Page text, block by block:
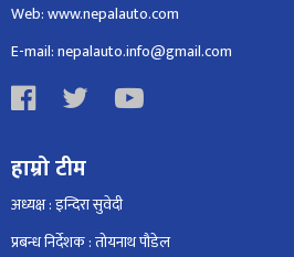
Web: www.nepalauto.com
E-mail: nepalauto.info@gmail.com
हाम्रो टीम
अध्यक्ष : इन्दिरा सुवेदी
प्रबन्ध निर्देशक : तोयनाथ पौडेल